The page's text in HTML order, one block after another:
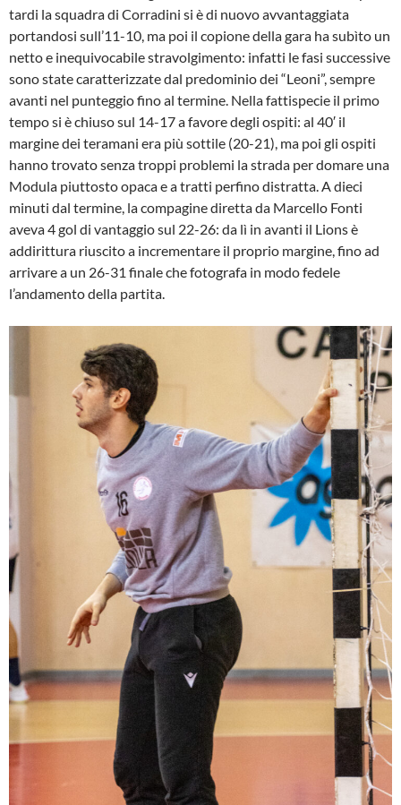
tardi la squadra di Corradini si è di nuovo avvantaggiata
portandosi sull’11-10, ma poi il copione della gara ha subìto un
netto e inequivocabile stravolgimento: infatti le fasi successive
sono state caratterizzate dal predominio dei “Leoni”, sempre
avanti nel punteggio fino al termine. Nella fattispecie il primo
tempo si è chiuso sul 14-17 a favore degli ospiti: al 40′ il
margine dei teramani era più sottile (20-21), ma poi gli ospiti
hanno trovato senza troppi problemi la strada per domare una
Modula piuttosto opaca e a tratti perfino distratta. A dieci
minuti dal termine, la compagine diretta da Marcello Fonti
aveva 4 gol di vantaggio sul 22-26: da lì in avanti il Lions è
addirittura riuscito a incrementare il proprio margine, fino ad
arrivare a un 26-31 finale che fotografa in modo fedele
l’andamento della partita.